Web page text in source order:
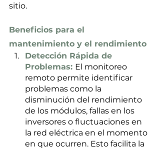
sitio.
Beneficios para el
mantenimiento y el rendimiento
Detección Rápida de
Problemas: El monitoreo
remoto permite identificar
problemas como la
disminución del rendimiento
de los módulos, fallas en los
inversores o fluctuaciones en
la red eléctrica en el momento
en que ocurren. Esto facilita la